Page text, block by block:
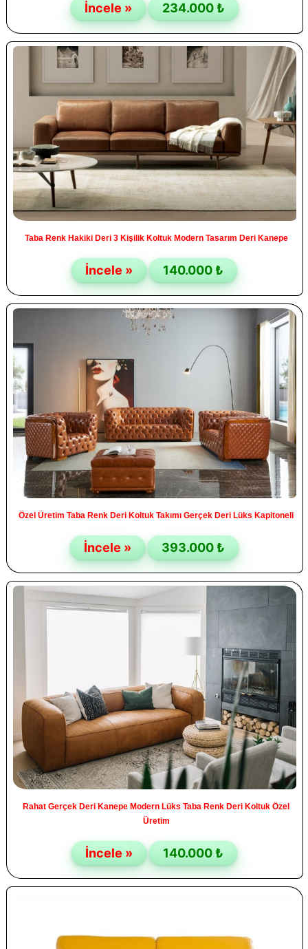
İncele » 234.000 ₺
Taba Renk Hakiki Deri 3 Kişilik Koltuk Modern Tasarım Deri Kanepe
İncele » 140.000 ₺
Özel Üretim Taba Renk Deri Koltuk Takımı Gerçek Deri Lüks Kapitoneli
İncele » 393.000 ₺
Rahat Gerçek Deri Kanepe Modern Lüks Taba Renk Deri Koltuk Özel
Üretim
İncele » 140.000 ₺